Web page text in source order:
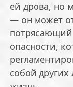
ей дрова, но
— он может
опасности,
собой